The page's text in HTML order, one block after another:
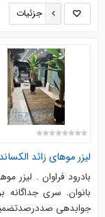
جزئیات
لیزر موهای زائد
بادرود فراوان . لیزر
بانوان. سری
جوابدهی